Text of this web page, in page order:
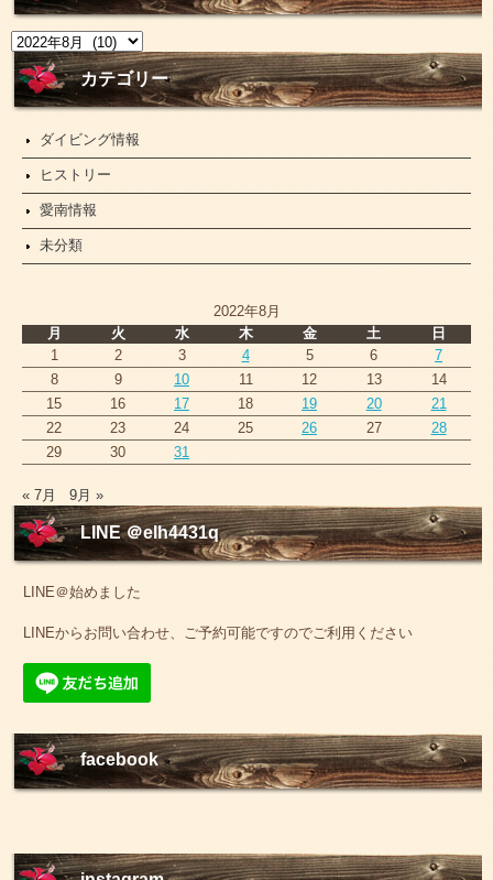
ニ
ュ
ー
カテゴリー
ダイビング情報
ヒストリー
愛南情報
未分類
2022年8月
月
火 水 木 金 土
日
1
2 3 4 5 6
7
8
9 10 11 12 13
14
15
16 17 18 19 20
21
22
23 24 25 26 27
28
29
30 31
« 7月 9月 »
LINE ＠elh4431q
LINE＠始めました
LINEからお問い合わせ、ご予約可能ですのでご利用ください
facebook